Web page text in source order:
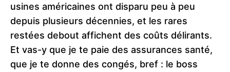
usines américaines ont disparu peu à peu
depuis plusieurs décennies, et les rares
restées debout affichent des coûts délirants.
Et vas-y que je te paie des assurances santé,
que je te donne des congés, bref : le boss